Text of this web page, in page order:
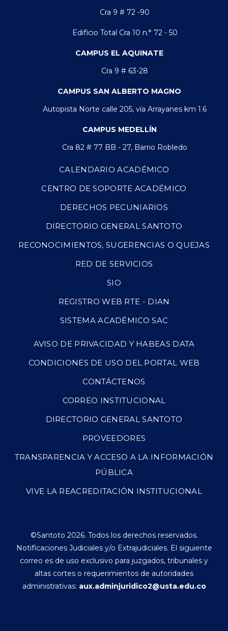
Cra 9 # 72 -90
Edificio Total Cra 10 n.° 72 - 50
CAMPUS EL AQUINATE
Cra 9 # 63-28
CAMPUS SAN ALBERTO MAGNO
Autopista Norte calle 205, vía Arrayanes km 1.6
CAMPUS MEDELLÍN
Cra 82 # 77 BB - 27, Barrio Robledo
CALENDARIO ACADÉMICO
CENTRO DE SOPORTE ACADÉMICO
DERECHOS PECUNIARIOS
DIRECTORIO GENERAL SANTOTO
RECONOCIMIENTOS, SUGERENCIAS O QUEJAS
RED DE SERVICIOS
SIO
REGISTRO WEB RTE - DIAN
SISTEMA ACADÉMICO SAC
AVISO DE PRIVACIDAD Y HABEAS DATA
CONDICIONES DE USO DEL PORTAL WEB
CONTÁCTENOS
CORREO INSTITUCIONAL
DIRECTORIO GENERAL SANTOTO
PROVEEDORES
TRANSPARENCIA Y ACCESO A LA INFORMACIÓN
PÚBLICA
VIVE LA REACREDITACIÓN INSTITUCIONAL
©Santoto 2026. Todos los derechos reservados.
Notificaciones Judiciales y/o Extrajudiciales. El siguiente
correo es de uso exclusivo para juzgados, tribunales y
altas cortes o requerimientos de autoridades
administrativas: aux.adminjuridico2@usta.edu.co